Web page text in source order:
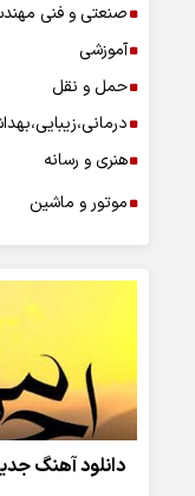
صنعتی و فنی
آموزشی
حمل و نقل
هنری و رسانه
موتور و ماشین
دانلود آهنگ